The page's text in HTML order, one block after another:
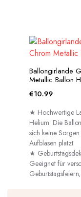
Ballongirlande
Metallic Ballon
€10.99
★ Hochwertige
Helium. Die
sich keine
Aufblasen platzt.
★
Geeignet für